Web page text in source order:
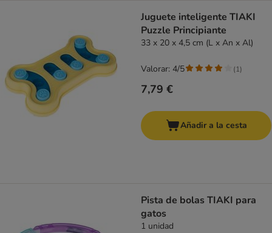
Juguete inteligente TIAKI
Puzzle Principiante
33 x 20 x 4,5 cm (L x An x Al)
7,79 €
Valorar: 4/5 (1)
Añadir a la cesta
Pista de bolas TIAKI para
gatos
1 unidad